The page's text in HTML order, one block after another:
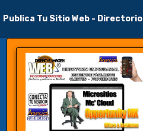
Publica Tu Sitio Web - Directorio